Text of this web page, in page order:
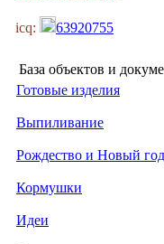
icq: 63920755
База объектов и
Готовые изделия
Выпиливание
Рождество и Новый год
Кормушки
Идеи